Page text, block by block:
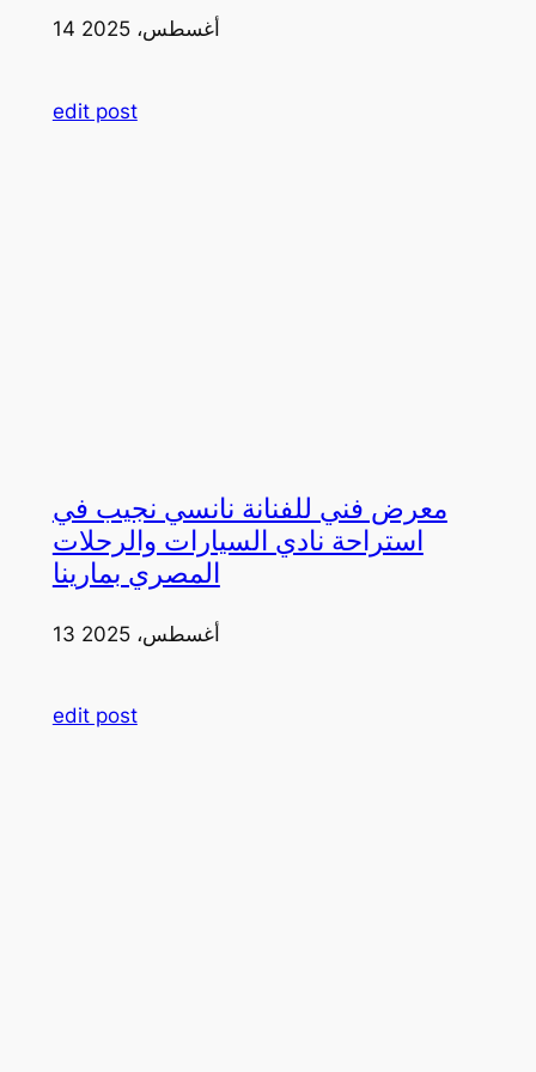
14 أغسطس، 2025
edit post
معرض فني للفنانة نانسي نجيب في
استراحة نادي السيارات والرحلات
المصري بمارينا
13 أغسطس، 2025
edit post